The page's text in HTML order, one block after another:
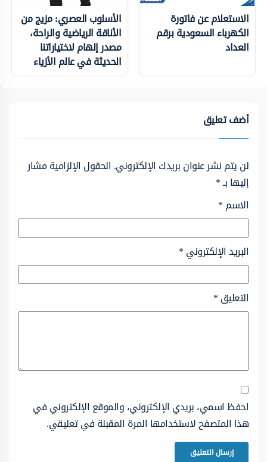
الاستعلام عن فاتورة
الكهرباء السعودية برقم
العداد
الأسلوب العصري: مزيج من
الأناقة الرياضية والراحة،
مصدر إلهام لاختياراتنا
الحديثة في عالم الأزياء
أضف تعليق
لن يتم نشر عنوان بريدك الإلكتروني. الحقول الإلزامية مشار
إليها بـ*
الاسم*
البريد الإلكتروني*
التعليق*
احفظ اسمي، بريدي الإلكتروني، والموقع الإلكتروني في
هذا المتصفح لاستخدامها المرة المقبلة في تعليقي.